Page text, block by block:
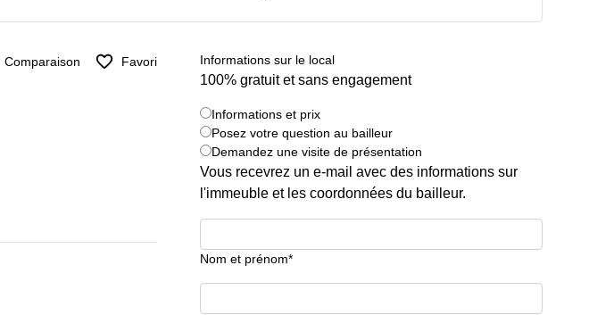
Comparaison Favori Informations sur le local
100% gratuit et sans engagement
Informations et prix
Posez votre question au bailleur
Demandez une visite de présentation
Vous recevrez un e-mail avec des informations sur
l'immeuble et les coordonnées du bailleur.
Nom et prénom*